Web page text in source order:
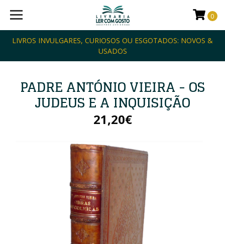
LIVROS INVULGARES, CURIOSOS OU ESGOTADOS: NOVOS &
USADOS
0
PADRE ANTÓNIO VIEIRA - OS
JUDEUS E A INQUISIÇÃO
21,20€